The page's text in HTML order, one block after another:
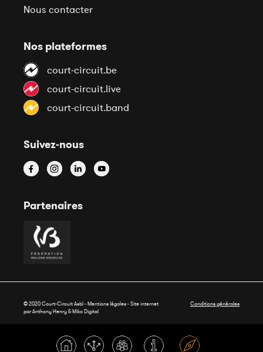
Nous contacter
Nos plateformes
court-circuit.be
court-circuit.live
court-circuit.band
Suivez-nous
Partenaires
© 2020 Court-Circuit Asbl - Mentions légales - Site internet
par Anthony Henry &Miko Digital
Conditions générales